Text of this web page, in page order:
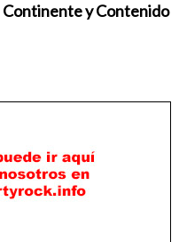
Continente y Contenido